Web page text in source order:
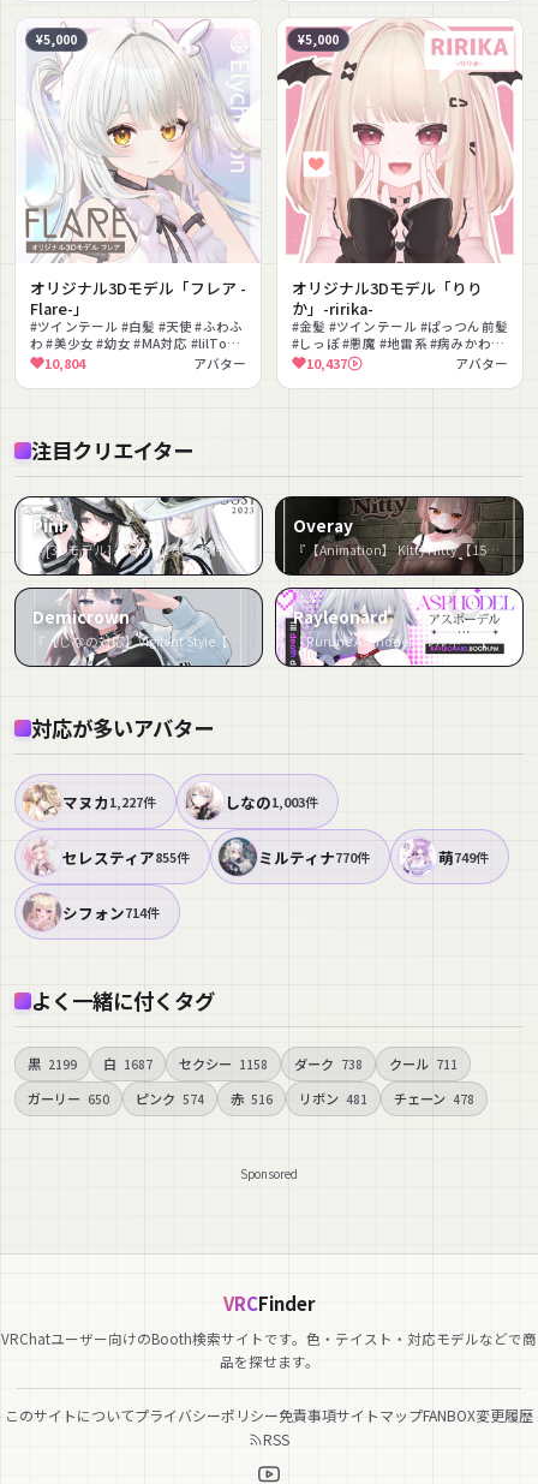
¥5,000
オリジナル3Dモデル「フレア -
Flare-」
#ツインテール #白髪 #天使 #ふわふ
わ #美少女 #幼女 #MA対応 #lilToon
対応 #Quest対応 #フルトラ対応
10,804 アバター
¥5,000
オリジナル3Dモデル「りり
か」-ririka-
#金髪 #ツインテール #ぱっつん前髪
#しっぽ #悪魔 #地雷系 #病みかわい
い #ガーリー #ニーハイ #髪型バリ
エーション
10,437 アバター
注目クリエイター
Pini
『[3Dモデル] - Bella -』など46件
Overay
『【Animation】 Kitty Nitty 【15アバター対応】』など38件
Demicrown
『【しなの対応】Vigilant Style【VRChat】』など36件
Rayleonard
『Rurune Asphodel - ルルネ・【アスフォーデル】』など36件
対応が多いアバター
マヌカ1,227件 しなの1,003件
セレスティア855件 ミルティナ770件 萌749件
シフォン714件
よく一緒に付くタグ
黒 2199 白 1687 セクシー 1158 ダーク 738 クール 711
ガーリー 650 ピンク 574 赤 516 リボン 481 チェーン 478
Sponsored
VRCFinder
VRChatユーザー向けのBooth検索サイトです。色・テイスト・対応モデルなどで商
品を探せます。
このサイトについてプライバシーポリシー免責事項サイトマップFANBOX変更履歴
RSS